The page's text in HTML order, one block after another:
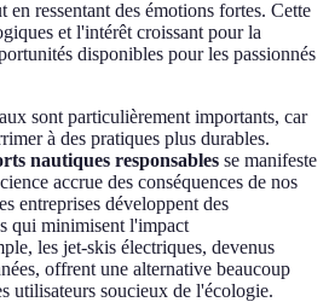
en ressentant des émotions fortes. Cette
et l'intérêt croissant pour la
disponibles pour les passionnés
sont particulièrement importants, car
à des pratiques plus durables.
nautiques responsables se manifeste
accrue des conséquences de nos
entreprises développent des
qui minimisent l'impact
les jet-skis électriques, devenus
offrent une alternative beaucoup
utilisateurs soucieux de l'écologie.